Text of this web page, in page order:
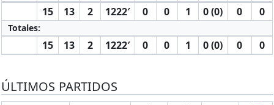
15
13 2 1222′ 0 0 1 0 (0) 0 0
Totales:
15 13 2 1222′ 0 0 1 0 (0) 0 0
ÚLTIMOS PARTIDOS